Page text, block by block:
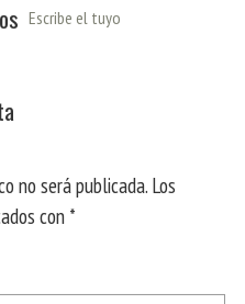
Escribe el tuyo
no será publicada. Los
con *